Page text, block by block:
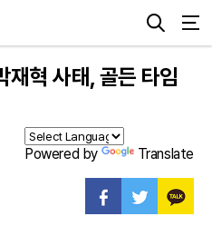
혁 사태, 골든 타임
Powered by Translate